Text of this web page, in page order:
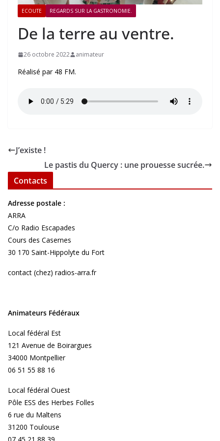
ECOUTE REGARDS SUR LA GASTRONOMIE.
De la terre au ventre.
26 octobre 2022 animateur
Réalisé par 48 FM.
J’existe !
Le pastis du Quercy : une prouesse sucrée.
Contacts
Adresse postale :
ARRA
C/o Radio Escapades
Cours des Casernes
30 170 Saint-Hippolyte du Fort
contact (chez) radios-arra.fr
Animateurs Fédéraux
Local fédéral Est
121 Avenue de Boirargues
34000 Montpellier
06 51 55 88 16
Local fédéral Ouest
Pôle ESS des Herbes Folles
6 rue du Maltens
31200 Toulouse